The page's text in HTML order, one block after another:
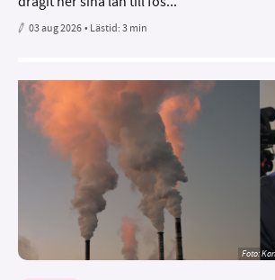
03 aug 2026• Lästid:3 min
Foto: